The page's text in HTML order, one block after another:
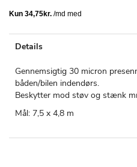
Details
Gennemsigtig 30 micron
båden/bilen indendørs.
Beskytter mod støv og stænk
Mål: 7,5 x 4,8 m